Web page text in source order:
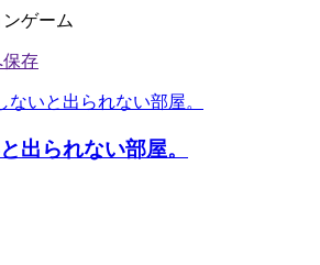
ゲーム
出られない部屋。